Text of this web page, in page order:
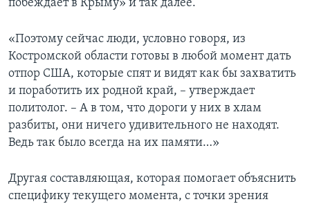
побеждает в Крыму» и так далее.
«Поэтому сейчас люди, условно говоря, из
Костромской области готовы в любой момент дать
отпор США, которые спят и видят как бы захватить
и поработить их родной край, – утверждает
политолог. – А в том, что дороги у них в хлам
разбиты, они ничего удивительного не находят.
Ведь так было всегда на их памяти…»
Другая составляющая, которая помогает объяснить
специфику текущего момента, с точки зрения